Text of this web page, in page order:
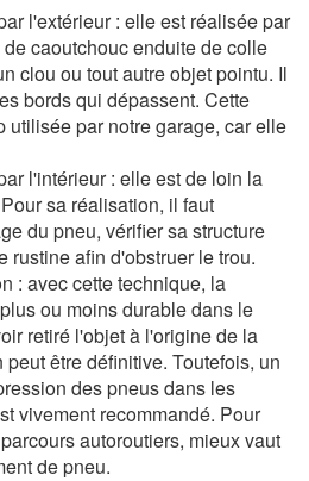
l'extérieur : elle est réalisée par
caoutchouc enduite de colle
clou ou tout autre objet pointu. Il
bords qui dépassent. Cette
utilisée par notre garage, car elle
l'intérieur : elle est de loin la
sa réalisation, il faut
du pneu, vérifier sa structure
rustine afin d'obstruer le trou.
: avec cette technique, la
ou moins durable dans le
retiré l'objet à l'origine de la
être définitive. Toutefois, un
des pneus dans les
vivement recommandé. Pour
autoroutiers, mieux vaut
de pneu.